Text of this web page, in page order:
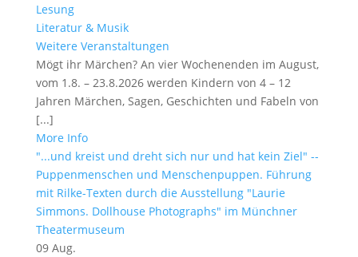
Lesung
Literatur & Musik
Weitere Veranstaltungen
Mögt ihr Märchen? An vier Wochenenden im August,
vom 1.8. – 23.8.2026 werden Kindern von 4 – 12
Jahren Märchen, Sagen, Geschichten und Fabeln von
[...]
More Info
"...und kreist und dreht sich nur und hat kein Ziel" --
Puppenmenschen und Menschenpuppen. Führung
mit Rilke-Texten durch die Ausstellung "Laurie
Simmons. Dollhouse Photographs" im Münchner
Theatermuseum
09 Aug.